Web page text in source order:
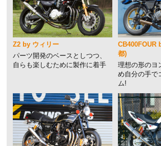
Z2 by ウィリー
パーツ開発のベースとしつつ、
自らも楽しむために製作に着手
CB400FOUR
都)
理想の形のヨ
め自分の手で
ム!